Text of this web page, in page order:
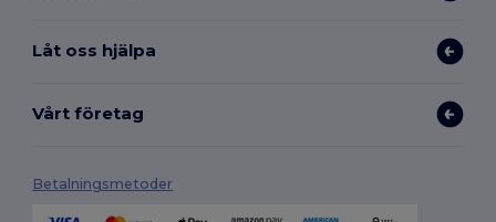
Låt oss hjälpa
Vårt företag
Betalningsmetoder